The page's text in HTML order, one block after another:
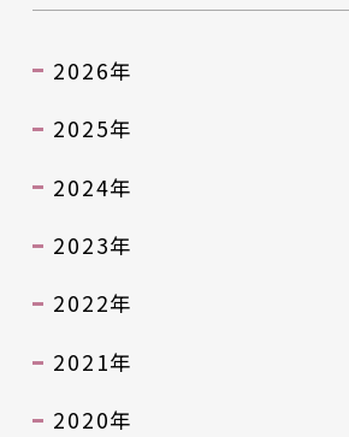
2026年
2025年
2024年
2023年
2022年
2021年
2020年